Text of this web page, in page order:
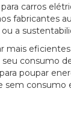
carros
fabricantes
a
mais
consumo
poupar
sem consumo